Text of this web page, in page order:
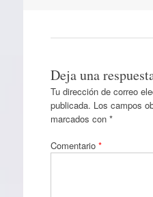
Deja una
Tu dirección de correo
publicada. Los campos
marcados con *
Comentario *